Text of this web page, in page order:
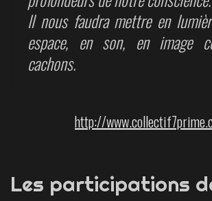
Il nous faudra mettre en
espace, en son, en image
cachons.
http://
Les participations